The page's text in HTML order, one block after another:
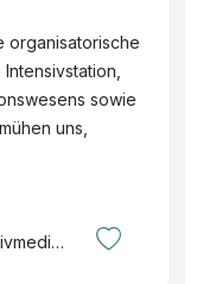
organisatorische
sowie
uns,